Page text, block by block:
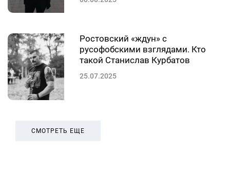
Ростовский «ждун» с
русофобскими взглядами. Кто
такой Станислав Курбатов
25.07.2025
СМОТРЕТЬ ЕЩЕ